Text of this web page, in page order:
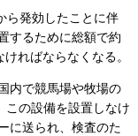
ら発効したことに伴
するために総額で約
ればならなくなる。
内で競馬場や牧場の
この設備を設置しなけ
に送られ、検査のた